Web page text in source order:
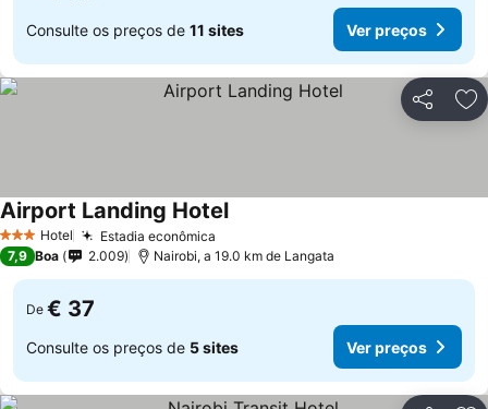
Consulte os preços de 11 sites Ver preços
Partilhar
3 EstrelasHotel Estadia econômica
Airport Landing HotelVer preços
7,9 Boa 2.009 Nairobi, a 19.0 km de Langata
De € 37
Consulte os preços de 5 sites Ver preços